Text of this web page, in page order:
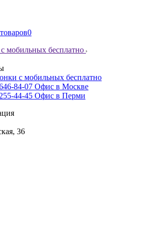
0
мобильных бесплатно
с мобильных бесплатно
84-07 Офис в Москве
44-45 Офис в Перми
36